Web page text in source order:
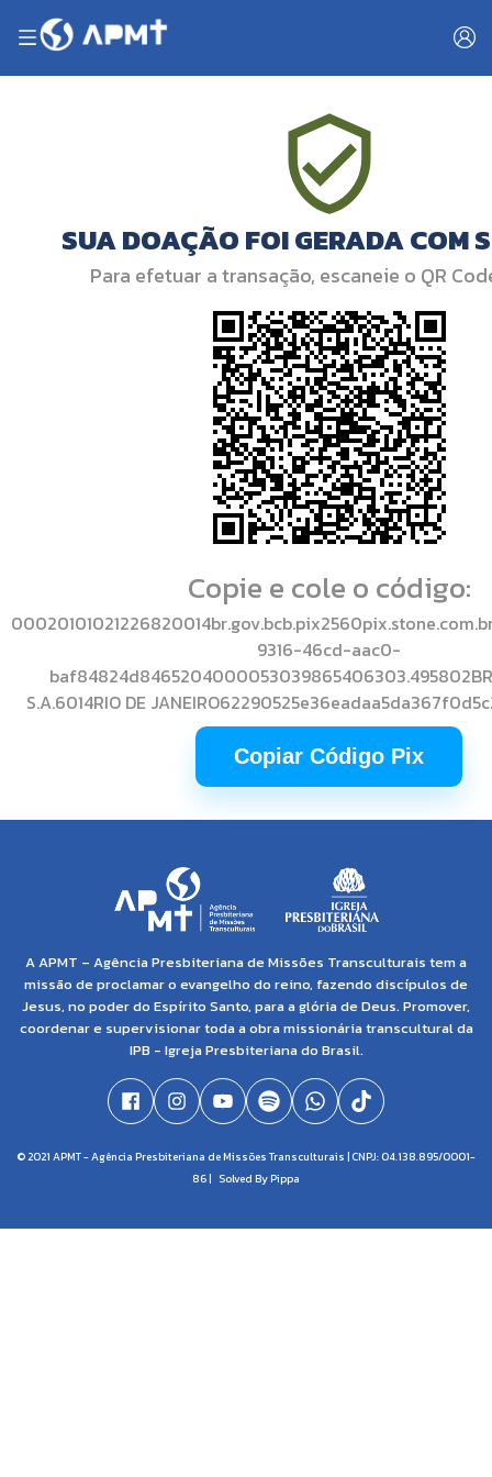
SUA DOAÇÃO FOI GERADA COM
Para efetuar a transação, escaneie o QR
Copie e cole o código:
9316-46cd-aac0-
S.A.6014RIO DE
Copiar Código Pix
A APMT – Agência Presbiteriana de Missões Transculturais tem a
missão de proclamar o evangelho do reino, fazendo discípulos de
Jesus, no poder do Espírito Santo, para a glória de Deus. Promover,
coordenar e supervisionar toda a obra missionária transcultural da
IPB - Igreja Presbiteriana do Brasil.
© 2021 APMT - Agência Presbiteriana de Missões Transculturais | CNPJ: 04.138.895/0001-
86 | Solved By Pippa